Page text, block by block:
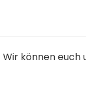
Wir können euch